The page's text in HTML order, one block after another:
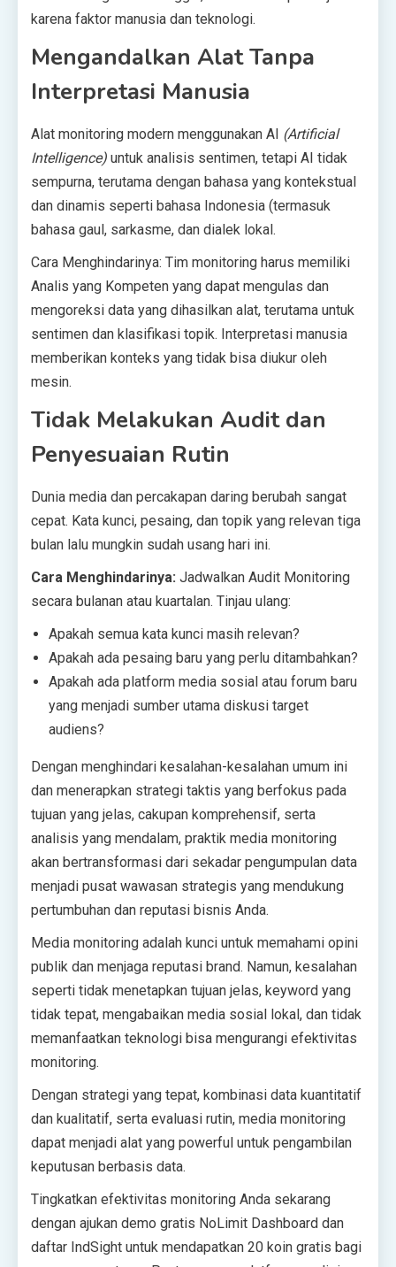
karena faktor manusia dan teknologi.
Mengandalkan Alat Tanpa
Interpretasi Manusia
Alat monitoring modern menggunakan AI (Artificial
Intelligence) untuk analisis sentimen, tetapi AI tidak
sempurna, terutama dengan bahasa yang kontekstual
dan dinamis seperti bahasa Indonesia (termasuk
bahasa gaul, sarkasme, dan dialek lokal.
Cara Menghindarinya: Tim monitoring harus memiliki
Analis yang Kompeten yang dapat mengulas dan
mengoreksi data yang dihasilkan alat, terutama untuk
sentimen dan klasifikasi topik. Interpretasi manusia
memberikan konteks yang tidak bisa diukur oleh
mesin.
Tidak Melakukan Audit dan
Penyesuaian Rutin
Dunia media dan percakapan daring berubah sangat
cepat. Kata kunci, pesaing, dan topik yang relevan tiga
bulan lalu mungkin sudah usang hari ini.
Cara Menghindarinya: Jadwalkan Audit Monitoring
secara bulanan atau kuartalan. Tinjau ulang:
Apakah semua kata kunci masih relevan?
Apakah ada pesaing baru yang perlu ditambahkan?
Apakah ada platform media sosial atau forum baru
yang menjadi sumber utama diskusi target
audiens?
Dengan menghindari kesalahan-kesalahan umum ini
dan menerapkan strategi taktis yang berfokus pada
tujuan yang jelas, cakupan komprehensif, serta
analisis yang mendalam, praktik media monitoring
akan bertransformasi dari sekadar pengumpulan data
menjadi pusat wawasan strategis yang mendukung
pertumbuhan dan reputasi bisnis Anda.
Media monitoring adalah kunci untuk memahami opini
publik dan menjaga reputasi brand. Namun, kesalahan
seperti tidak menetapkan tujuan jelas, keyword yang
tidak tepat, mengabaikan media sosial lokal, dan tidak
memanfaatkan teknologi bisa mengurangi efektivitas
monitoring.
Dengan strategi yang tepat, kombinasi data kuantitatif
dan kualitatif, serta evaluasi rutin, media monitoring
dapat menjadi alat yang powerful untuk pengambilan
keputusan berbasis data.
Tingkatkan efektivitas monitoring Anda sekarang
dengan ajukan demo gratis NoLimit Dashboard dan
daftar IndSight untuk mendapatkan 20 koin gratis bagi